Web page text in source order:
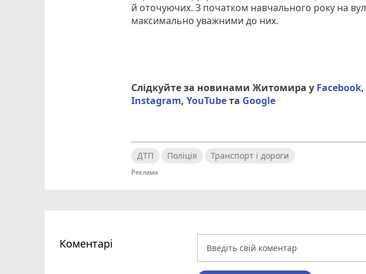
й оточуючих. З початком навчального року на
максимально уважними до них.
Слідкуйте за новинами Житомира у Facebook
Instagram,YouTubeта Google
ДТП Поліція Транспорт і дороги
Коментарі